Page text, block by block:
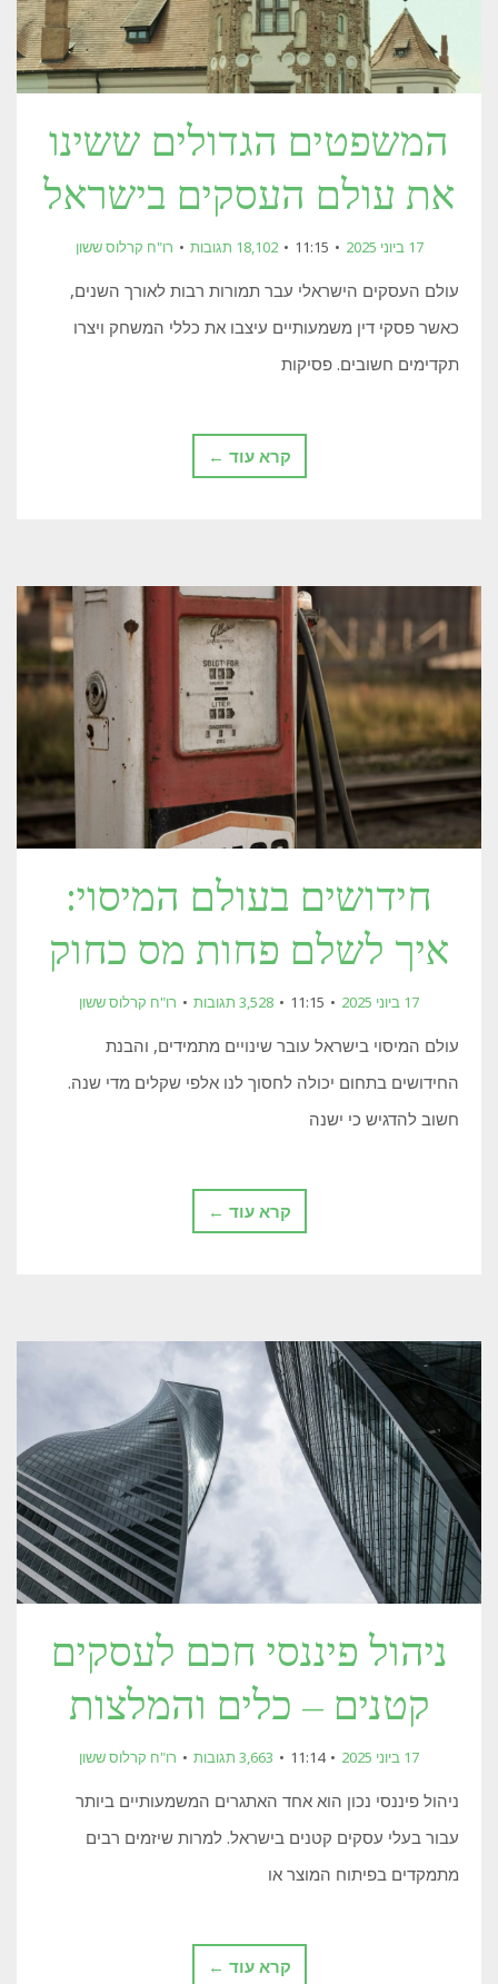
המשפטים הגדולים ששינו
את עולם העסקים בישראל
17 ביוני 2025 11:15 18,102 תגובות רו"ח קרלוס ששון
עולם העסקים הישראלי עבר תמורות רבות לאורך השנים,
כאשר פסקי דין משמעותיים עיצבו את כללי המשחק ויצרו
תקדימים חשובים. פסיקות
קרא עוד ←
חידושים בעולם המיסוי:
איך לשלם פחות מס כחוק
17 ביוני 2025 11:15 3,528 תגובות רו"ח קרלוס ששון
עולם המיסוי בישראל עובר שינויים מתמידים, והבנת
החידושים בתחום יכולה לחסוך לנו אלפי שקלים מדי שנה.
חשוב להדגיש כי ישנה
קרא עוד ←
ניהול פיננסי חכם לעסקים
קטנים – כלים והמלצות
17 ביוני 2025 11:14 3,663 תגובות רו"ח קרלוס ששון
ניהול פיננסי נכון הוא אחד האתגרים המשמעותיים ביותר
עבור בעלי עסקים קטנים בישראל. למרות שיזמים רבים
מתמקדים בפיתוח המוצר או
קרא עוד ←